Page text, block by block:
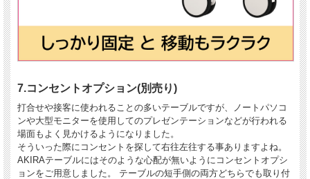
7.コンセントオプション(別売り)
打合せや接客に使われることの多いテーブルですが、ノートパソコ
ンや大型モニターを使用してのプレゼンテーションなどが行われる
場面もよく見かけるようになりました。
そういった際にコンセントを探して右往左往する事ありますよね。
AKIRAテーブルにはそのような心配が無いようにコンセントオプシ
ョンをご用意しました。 テーブルの短手側の両方どちらでも取り付